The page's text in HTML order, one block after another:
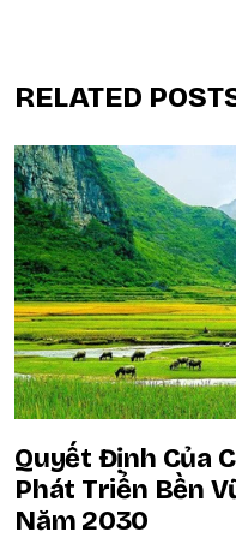
RELATED
Quyết Định Của
Phát Triển Bền
Năm 2030